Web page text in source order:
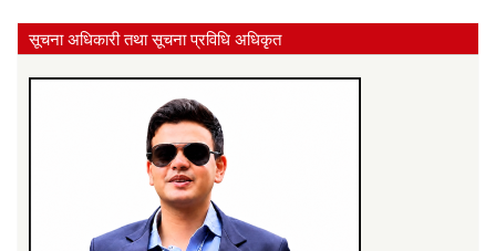
सूचना अधिकारी तथा सूचना प्रविधि अधिकृत